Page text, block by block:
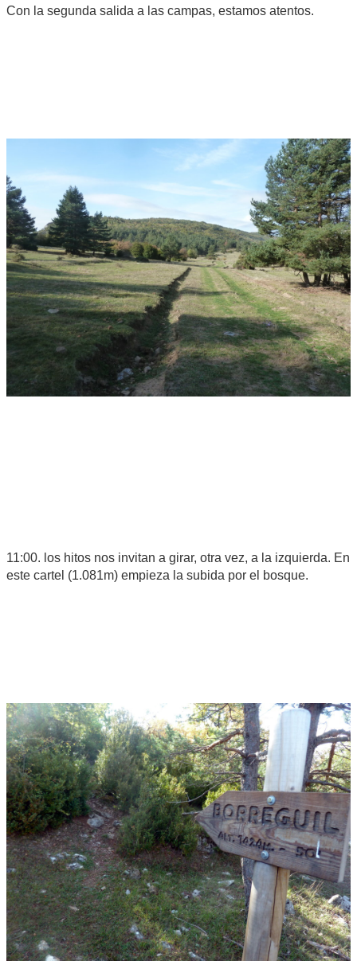
Con la segunda salida a las campas, estamos atentos.
11:00. los hitos nos invitan a girar, otra vez, a la izquierda. En
este cartel (1.081m) empieza la subida por el bosque.